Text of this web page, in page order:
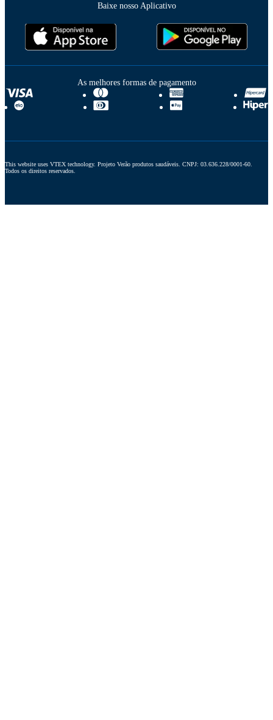
Baixe nosso Aplicativo
As melhores formas de pagamento
This website uses VTEX technology. Projeto Verão produtos saudáveis. CNPJ: 03.636.228/0001-60.
Todos os direitos reservados.